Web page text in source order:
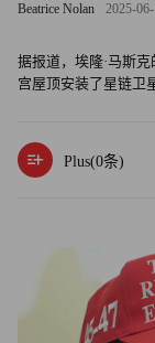
Beatrice Nolan 2025-
据报道，埃隆·马斯
宫屋顶安装了星链卫
Plus(0条)